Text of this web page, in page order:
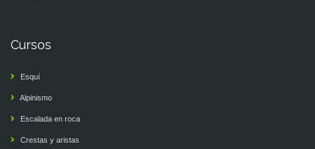
Cursos
Esquí
Alpinismo
Escalada en roca
Crestas y aristas